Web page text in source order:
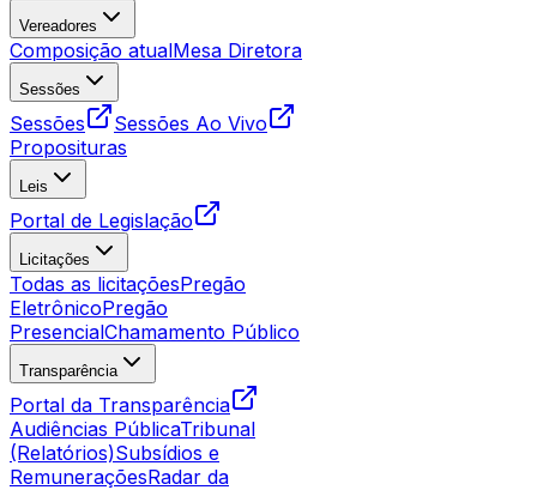
Vereadores
Composição atualMesa Diretora
Sessões
Sessões
Sessões Ao Vivo
Proposituras
Leis
Portal de Legislação
Licitações
Todas as licitaçõesPregão
EletrônicoPregão
PresencialChamamento Público
Transparência
Portal da Transparência
Audiências PúblicaTribunal
(Relatórios)Subsídios e
RemuneraçõesRadar da